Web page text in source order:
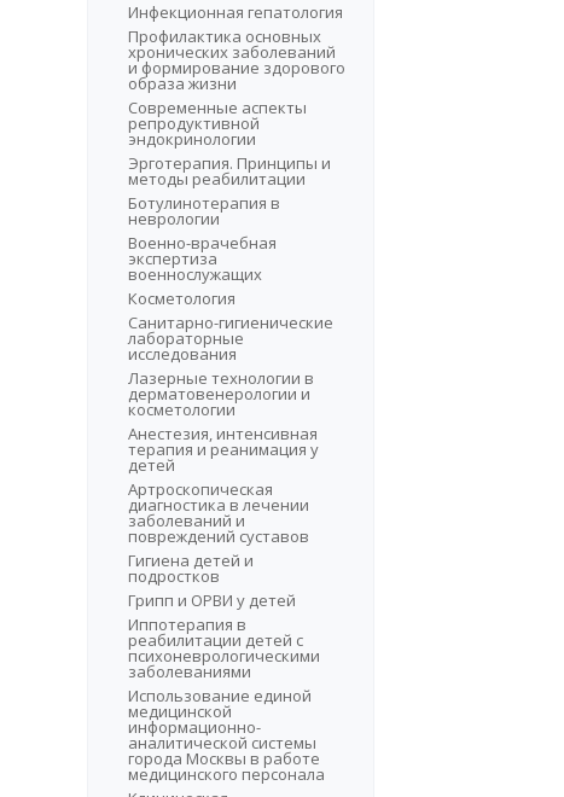
Инфекционная гепатология
Профилактика основных
хронических заболеваний
и формирование здорового
образа жизни
Современные аспекты
репродуктивной
эндокринологии
Эрготерапия. Принципы и
методы реабилитации
Ботулинотерапия в
неврологии
Военно-врачебная
экспертиза
военнослужащих
Косметология
Санитарно-гигиенические
лабораторные
исследования
Лазерные технологии в
дерматовенерологии и
косметологии
Анестезия, интенсивная
терапия и реанимация у
детей
Артроскопическая
диагностика в лечении
заболеваний и
повреждений суставов
Гигиена детей и
подростков
Грипп и ОРВИ у детей
Иппотерапия в
реабилитации детей с
психоневрологическими
заболеваниями
Использование единой
медицинской
информационно-
аналитической системы
города Москвы в работе
медицинского персонала